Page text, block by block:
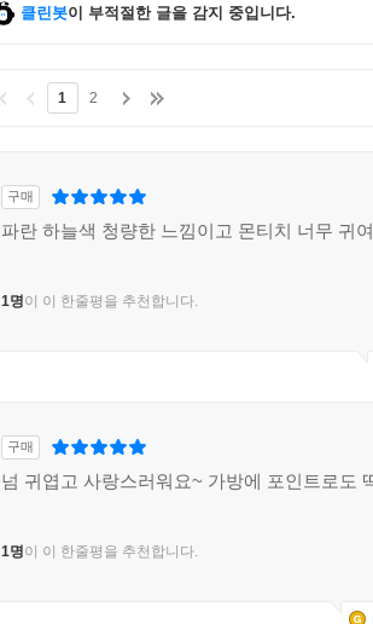
클린봇이 부적절한 글을 감지 중입니다.
1 2
구매
파란 하늘색 청량한 느낌이고 몬티치 너무 귀
1명이 이 한줄평을 추천합니다.
구매
넘 귀엽고 사랑스러워요~ 가방에 포인트로도
1명이 이 한줄평을 추천합니다.